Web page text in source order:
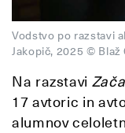
Vodstvo po razstavi
Jakopič, 2025 ©
Na razstavi
17 avtoric in
alumnov